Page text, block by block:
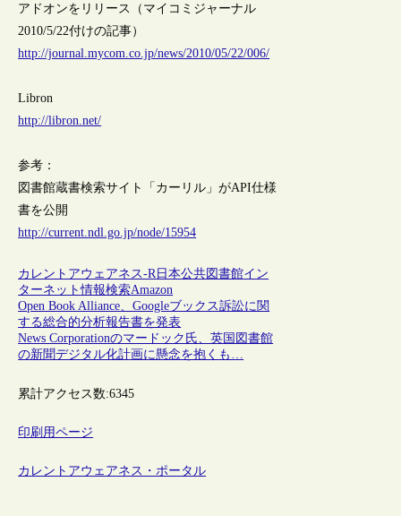
アドオンをリリース（マイコミジャーナル
2010/5/22付けの記事）
http://journal.mycom.co.jp/news/2010/05/22/006/
Libron
http://libron.net/
参考：
図書館蔵書検索サイト「カーリル」がAPI仕様
書を公開
http://current.ndl.go.jp/node/15954
カレントアウェアネス-R日本公共図書館イン
ターネット情報検索Amazon
Open Book Alliance、Googleブックス訴訟に関
する総合的分析報告書を発表
News Corporationのマードック氏、英国図書館
の新聞デジタル化計画に懸念を抱くも…
累計アクセス数:6345
印刷用ページ
カレントアウェアネス・ポータル